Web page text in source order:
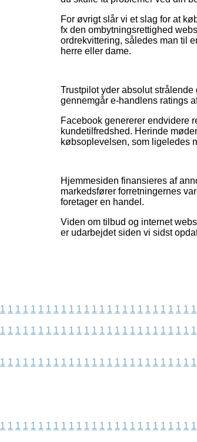
For øvrigt slår vi et slag for at
fx den ombytningsrettighed
ordrekvittering, således man til
herre eller dame.
Trustpilot yder absolut
gennemgår e-handlens ratings
Facebook genererer endvidere
kundetilfredshed. Herinde
købsoplevelsen, som ligeledes
Hjemmesiden finansieres af
markedsfører forretningernes
foretager en handel.
Viden om tilbud og internet
er udarbejdet siden vi sidst
1 1 1 1 1 1 1 1 1 1 1 1 1 1 1 1 1 1 1 1 1 1 1 1 1 1
1 1 1 1 1 1 1 1 1 1 1 1 1 1 1 1 1 1 1 1 1 1 1 1 1 1
1 1 1 1 1 1 1 1 1 1 1 1 1 1 1 1 1 1 1 1 1 1 1 1 1 1
1 1 1 1 1 1 1 1 1 1 1 1 1 1 1 1 1 1 1 1 1 1 1 1 1 1